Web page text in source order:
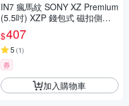
IN7 瘋馬紋 SONY XZ Premium
(5.5吋) XZP 錢包式 磁扣側掀P
U皮套 吊飾孔 手機皮套保護殼
$407
5 (1)
券
加入購物車